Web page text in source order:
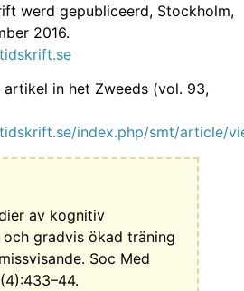
werd gepubliceerd, Stockholm,
2016.
in het Zweeds (vol. 93,
index.php/smt/article/
av kognitiv
gradvis ökad träning
Soc Med